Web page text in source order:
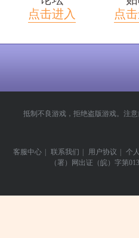
点击进入
点
抵制不良游戏，拒绝盗版游戏。注意
客服中心 联系我们 用户协议 个
（署）网出证（皖）字第